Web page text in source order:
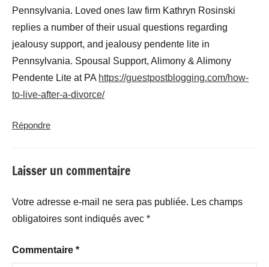
Pennsylvania. Loved ones law firm Kathryn Rosinski
replies a number of their usual questions regarding
jealousy support, and jealousy pendente lite in
Pennsylvania. Spousal Support, Alimony & Alimony
Pendente Lite at PA https://guestpostblogging.com/how-
to-live-after-a-divorce/
Répondre
Laisser un commentaire
Votre adresse e-mail ne sera pas publiée. Les champs
obligatoires sont indiqués avec *
Commentaire *